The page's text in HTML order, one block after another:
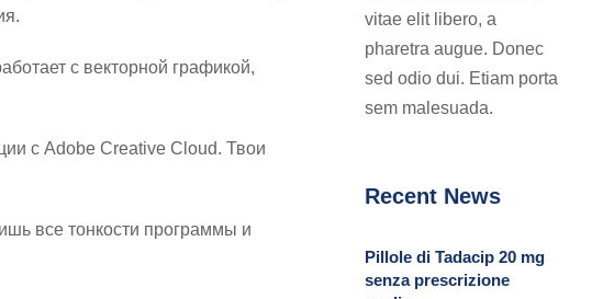
с векторной графикой,
с Adobe Creative Cloud. Твои
все тонкости программы и
vitae elit libero, a
pharetra augue. Donec
sed odio dui. Etiam porta
sem malesuada.
Recent News
Pillole di Tadacip 20 mg
senza prescrizione